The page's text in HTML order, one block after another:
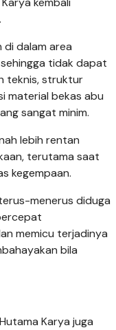
di dalam area
tidak dapat
teknis, struktur
material bekas abu
sangat minim.
lebih rentan
terutama saat
kegempaan.
menerus diduga
memicu terjadinya
bila
Karya juga